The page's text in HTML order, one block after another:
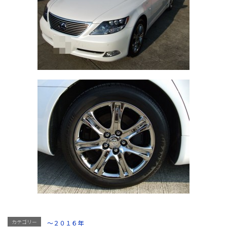
カテゴリー ～２０１６年